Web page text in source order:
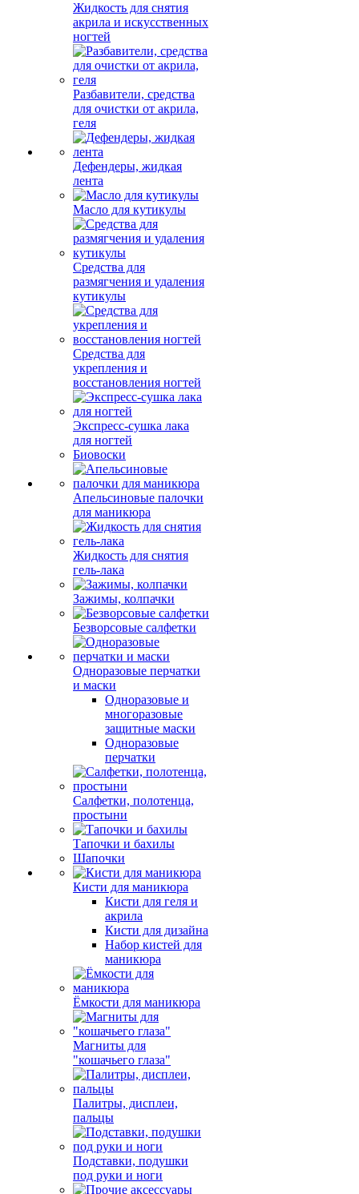
Жидкость для снятия
акрила и искусственных
ногтей
Разбавители, средства
для очистки от акрила,
геля
Дефендеры, жидкая
лента
Масло для кутикулы
Средства для
размягчения и удаления
кутикулы
Средства для
укрепления и
восстановления ногтей
Экспресс-сушка лака
для ногтей
Биовоски
Апельсиновые палочки
для маникюра
Жидкость для снятия
гель-лака
Зажимы, колпачки
Безворсовые салфетки
Одноразовые перчатки
и маски
Одноразовые и
многоразовые
защитные маски
Одноразовые
перчатки
Салфетки, полотенца,
простыни
Тапочки и бахилы
Шапочки
Кисти для маникюра
Кисти для геля и
акрила
Кисти для дизайна
Набор кистей для
маникюра
Ёмкости для маникюра
Магниты для
"кошачьего глаза"
Палитры, дисплеи,
пальцы
Подставки, подушки
под руки и ноги